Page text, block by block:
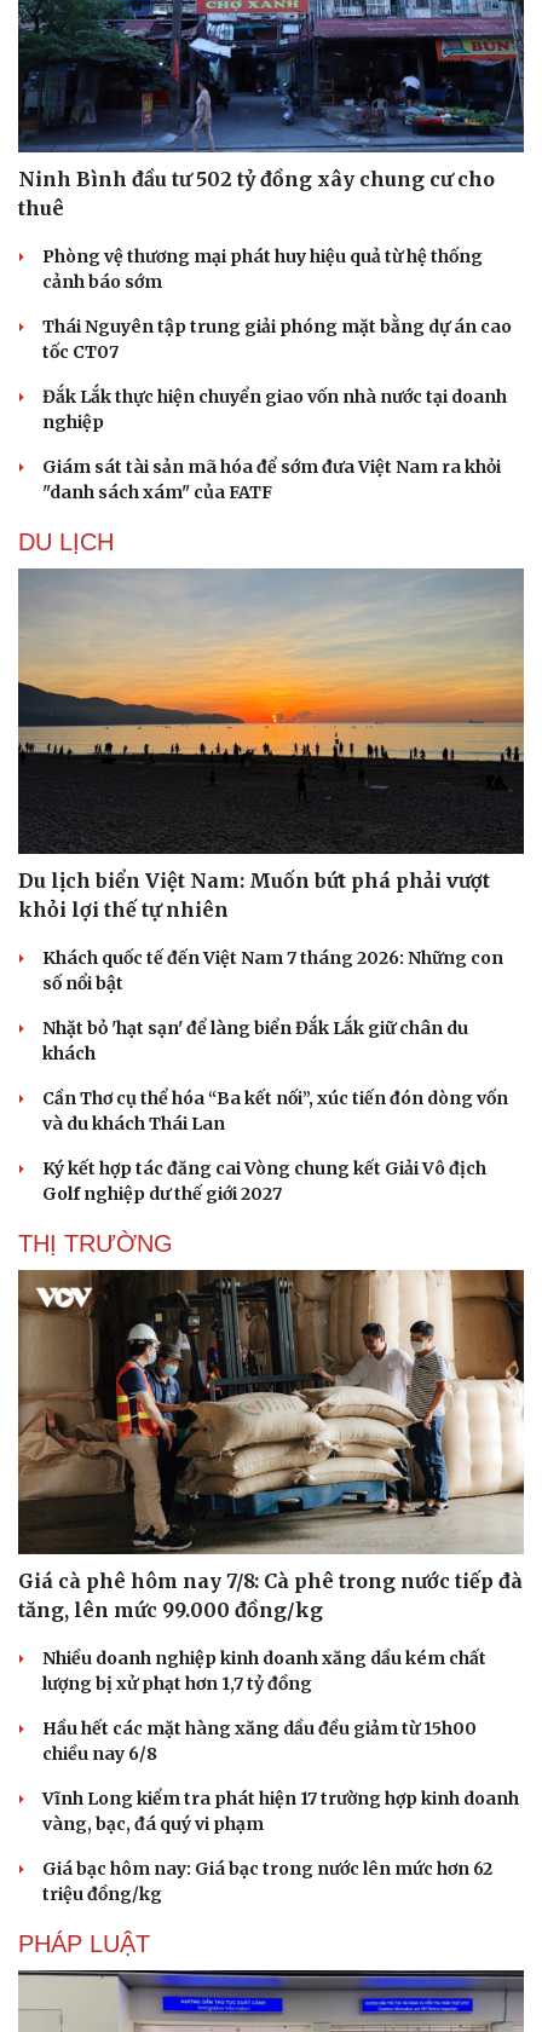
Cải chính
Ninh Bình đầu tư 502 tỷ đồng xây chung cư cho
thuê
Phòng vệ thương mại phát huy hiệu quả từ hệ thống
cảnh báo sớm
Thái Nguyên tập trung giải phóng mặt bằng dự án cao
tốc CT07
Đắk Lắk thực hiện chuyển giao vốn nhà nước tại doanh
nghiệp
Giám sát tài sản mã hóa để sớm đưa Việt Nam ra khỏi
"danh sách xám" của FATF
DU LỊCH
Du lịch biển Việt Nam: Muốn bứt phá phải vượt
khỏi lợi thế tự nhiên
Khách quốc tế đến Việt Nam 7 tháng 2026: Những con
số nổi bật
Nhặt bỏ 'hạt sạn' để làng biển Đắk Lắk giữ chân du
khách
Cần Thơ cụ thể hóa “Ba kết nối”, xúc tiến đón dòng vốn
và du khách Thái Lan
Ký kết hợp tác đăng cai Vòng chung kết Giải Vô địch
Golf nghiệp dư thế giới 2027
THỊ TRƯỜNG
Giá cà phê hôm nay 7/8: Cà phê trong nước tiếp đà
tăng, lên mức 99.000 đồng/kg
Nhiều doanh nghiệp kinh doanh xăng dầu kém chất
lượng bị xử phạt hơn 1,7 tỷ đồng
Hầu hết các mặt hàng xăng dầu đều giảm từ 15h00
chiều nay 6/8
Vĩnh Long kiểm tra phát hiện 17 trường hợp kinh doanh
vàng, bạc, đá quý vi phạm
Giá bạc hôm nay: Giá bạc trong nước lên mức hơn 62
triệu đồng/kg
PHÁP LUẬT